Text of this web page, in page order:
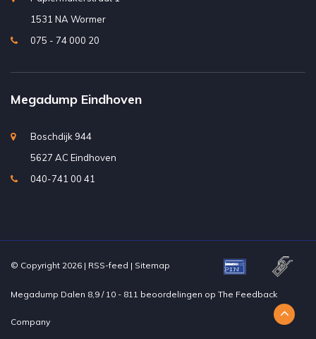
1531 NA Wormer
075 - 74 000 20
Megadump Eindhoven
Boschdijk 944
5627 AC Eindhoven
040-741 00 41
© Copyright 2026 | RSS-feed | Sitemap
Megadump Dalen 8,9 / 10 - 811 beoordelingen op The Feedback
Company